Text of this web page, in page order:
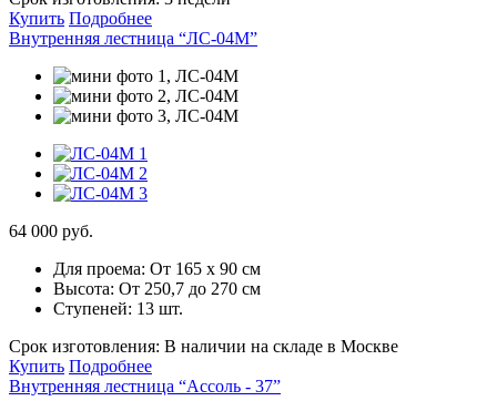
Купить Подробнее
Внутренняя лестница “ЛС-04М”
64 000 руб.
Для проема: От 165 х 90 см
Высота: От 250,7 до 270 см
Ступеней: 13 шт.
Срок изготовления: В наличии на складе в Москве
Купить Подробнее
Внутренняя лестница “Ассоль - 37”